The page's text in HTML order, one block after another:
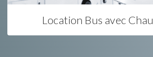
Location Bus avec